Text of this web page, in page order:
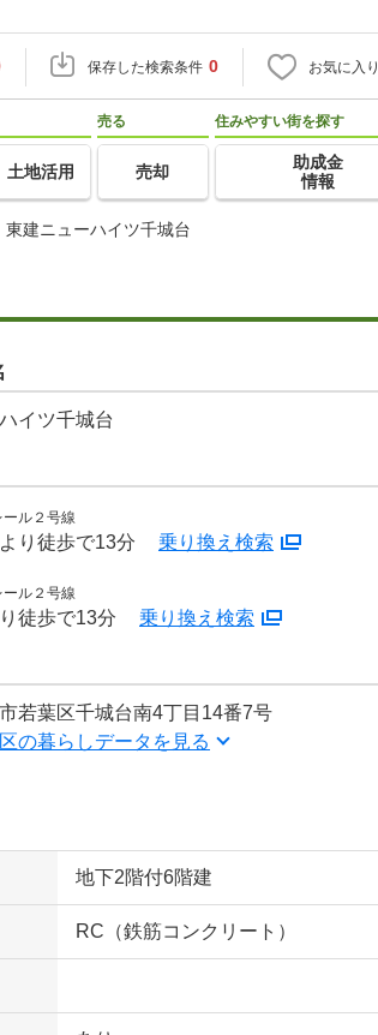
保存した検索条件 0 お気に入り
土地活用
売る
売却
住みやすい街を探す
助成金
情報
東建ニューハイツ千城台
イツ千城台
ル２号線
り徒歩で13分 乗り換え検索
ル２号線
徒歩で13分 乗り換え検索
若葉区千城台南4丁目14番7号
の暮らしデータを見る
地下2階付6階建
RC（鉄筋コンクリート）